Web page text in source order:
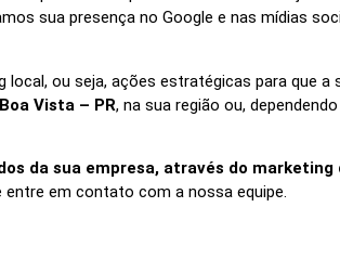
sua presença no Google e nas mídias
local, ou seja, ações estratégicas para que a
Vista – PR, na sua região ou,
da sua empresa, através do marketing
em contato com a nossa equipe.